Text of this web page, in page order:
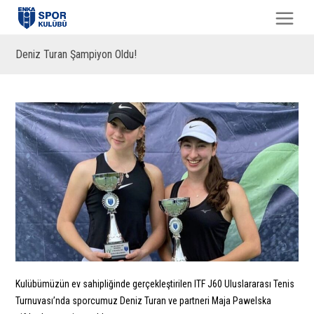
Deniz Turan Şampiyon Oldu!
Kulübümüzün ev sahipliğinde gerçekleştirilen ITF J60 Uluslararası Tenis
Turnuvası’nda sporcumuz Deniz Turan ve partneri Maja Pawelska